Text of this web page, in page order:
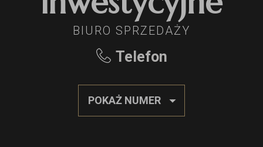
BIURO SPRZEDAŻY
Telefon
POKAŻ NUMER